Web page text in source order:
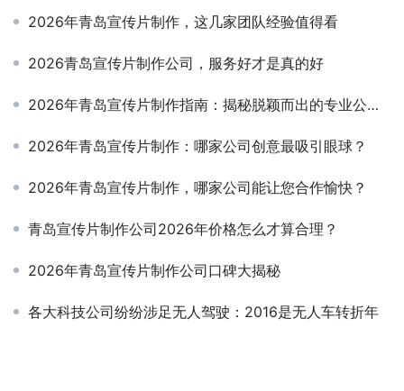
2026年青岛宣传片制作，这几家团队经验值得看
2026青岛宣传片制作公司，服务好才是真的好
2026年青岛宣传片制作指南：揭秘脱颖而出的专业公司选择之道
2026年青岛宣传片制作：哪家公司创意最吸引眼球？
2026年青岛宣传片制作，哪家公司能让您合作愉快？
青岛宣传片制作公司2026年价格怎么才算合理？
2026年青岛宣传片制作公司口碑大揭秘
各大科技公司纷纷涉足无人驾驶：2016是无人车转折年